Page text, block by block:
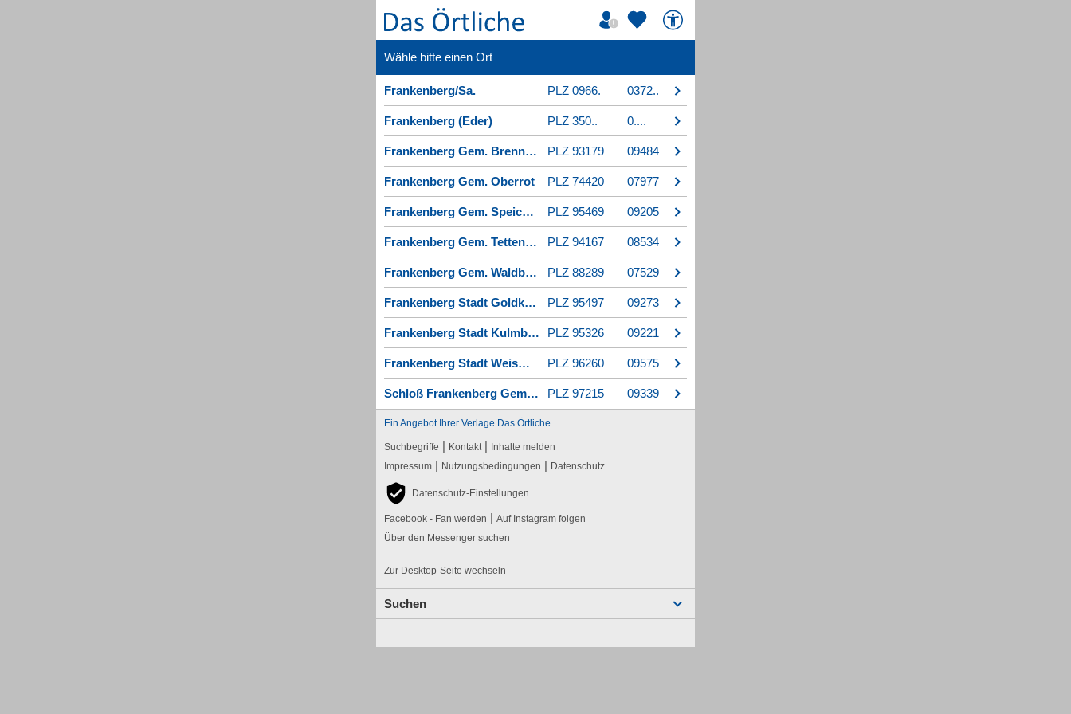
Wähle bitte einen Ort
Frankenberg/Sa. PLZ 0966. 0372..
Frankenberg (Eder) PLZ 350.. 0....
Frankenberg Gem. Brennberg PLZ 93179 09484
Frankenberg Gem. Oberrot PLZ 74420 07977
Frankenberg Gem. Speichersdorf PLZ 95469 09205
Frankenberg Gem. Tettenweis PLZ 94167 08534
Frankenberg Gem. Waldburg PLZ 88289 07529
Frankenberg Stadt Goldkronach PLZ 95497 09273
Frankenberg Stadt Kulmbach PLZ 95326 09221
Frankenberg Stadt Weismain PLZ 96260 09575
Schloß Frankenberg Gem. Weigenheim PLZ 97215 09339
Ein Angebot Ihrer Verlage Das Örtliche.
Suchbegriffe | Kontakt | Inhalte melden
Impressum | Nutzungsbedingungen | Datenschutz
Datenschutz-Einstellungen
Facebook - Fan werden | Auf Instagram folgen
Über den Messenger suchen
Zur Desktop-Seite wechseln
Suchen